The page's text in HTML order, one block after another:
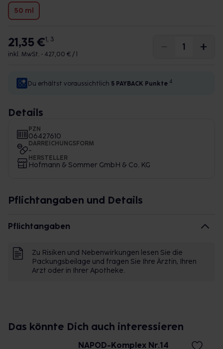
50 ml
21,35 €1, 3
inkl. MwSt. • 427,00 € / l
Du erhältst voraussichtlich 5 PAYBACK Punkte 4
Details
PZN
06427610
DARREICHUNGSFORM
-
HERSTELLER
Hofmann & Sommer GmbH & Co. KG
Pflichtangaben und Details
Pflichtangaben
Zu Risiken und Nebenwirkungen lesen Sie die
Packungsbeilage und fragen Sie Ihre Ärztin, Ihren
Arzt oder in Ihrer Apotheke.
Das könnte Dich auch interessieren
NAPOD-Komplex Nr.14